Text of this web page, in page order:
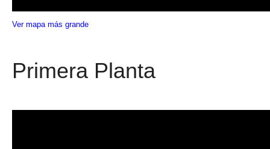
Ver mapa más grande
Primera Planta